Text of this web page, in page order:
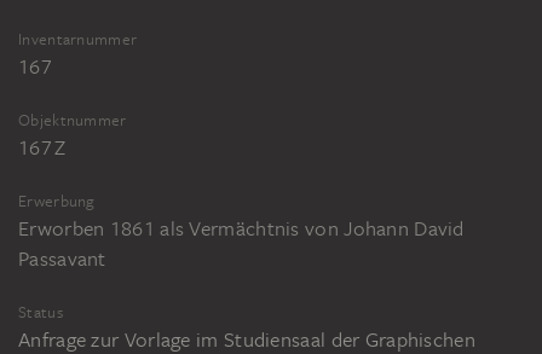
Inventarnummer
167
Objektnummer
167 Z
Erwerbung
Erworben 1861 als Vermächtnis von Johann David
Passavant
Status
Anfrage zur Vorlage im Studiensaal der Graphischen